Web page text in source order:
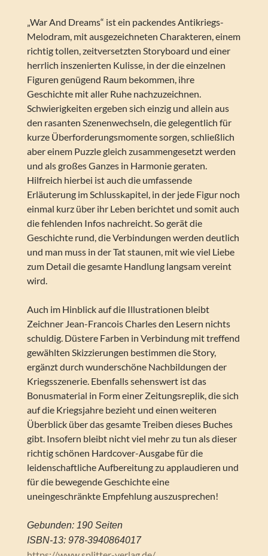
„War And Dreams“ ist ein packendes Antikriegs-
Melodram, mit ausgezeichneten Charakteren, einem
richtig tollen, zeitversetzten Storyboard und einer
herrlich inszenierten Kulisse, in der die einzelnen
Figuren genügend Raum bekommen, ihre
Geschichte mit aller Ruhe nachzuzeichnen.
Schwierigkeiten ergeben sich einzig und allein aus
den rasanten Szenenwechseln, die gelegentlich für
kurze Überforderungsmomente sorgen, schließlich
aber einem Puzzle gleich zusammengesetzt werden
und als großes Ganzes in Harmonie geraten.
Hilfreich hierbei ist auch die umfassende
Erläuterung im Schlusskapitel, in der jede Figur noch
einmal kurz über ihr Leben berichtet und somit auch
die fehlenden Infos nachreicht. So gerät die
Geschichte rund, die Verbindungen werden deutlich
und man muss in der Tat staunen, mit wie viel Liebe
zum Detail die gesamte Handlung langsam vereint
wird.
Auch im Hinblick auf die Illustrationen bleibt
Zeichner Jean-Francois Charles den Lesern nichts
schuldig. Düstere Farben in Verbindung mit treffend
gewählten Skizzierungen bestimmen die Story,
ergänzt durch wunderschöne Nachbildungen der
Kriegsszenerie. Ebenfalls sehenswert ist das
Bonusmaterial in Form einer Zeitungsreplik, die sich
auf die Kriegsjahre bezieht und einen weiteren
Überblick über das gesamte Treiben dieses Buches
gibt. Insofern bleibt nicht viel mehr zu tun als dieser
richtig schönen Hardcover-Ausgabe für die
leidenschaftliche Aufbereitung zu applaudieren und
für die bewegende Geschichte eine
uneingeschränkte Empfehlung auszusprechen!
Gebunden: 190 Seiten
ISBN-13: 978-3940864017